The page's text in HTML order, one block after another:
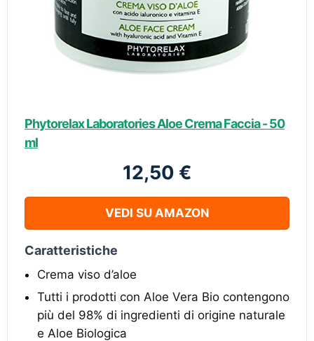
Phytorelax Laboratories Aloe Crema Faccia - 50
ml
12,50 €
VEDI SU AMAZON
Caratteristiche
Crema viso d’aloe
Tutti i prodotti con Aloe Vera Bio contengono
più del 98% di ingredienti di origine naturale
e Aloe Biologica